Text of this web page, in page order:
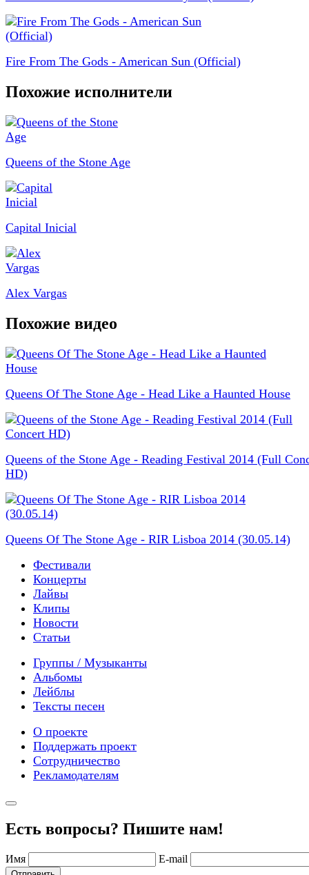
Fire From The Gods - American Sun (Official)
Похожие исполнители
Queens of the Stone Age
Capital Inicial
Alex Vargas
Похожие видео
Queens Of The Stone Age - Head Like a Haunted House
Queens of the Stone Age - Reading Festival 2014 (Full
HD)
Queens Of The Stone Age - RIR Lisboa 2014 (30.05.14)
Фестивали
Концерты
Лайвы
Клипы
Новости
Статьи
Группы / Музыканты
Альбомы
Лейблы
Тексты песен
О проекте
Поддержать проект
Сотрудничество
Рекламодателям
Есть вопросы? Пишите нам!
Имя E-mail